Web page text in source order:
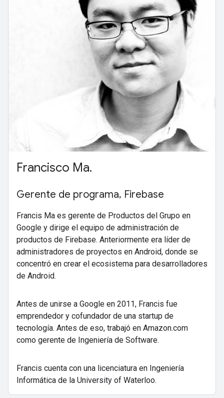
Francisco Ma.
Gerente de programa, Firebase
Francis Ma es gerente de Productos del Grupo en
Google y dirige el equipo de administración de
productos de Firebase. Anteriormente era líder de
administradores de proyectos en Android, donde se
concentró en crear el ecosistema para desarrolladores
de Android.
Antes de unirse a Google en 2011, Francis fue
emprendedor y cofundador de una startup de
tecnología. Antes de eso, trabajó en Amazon.com
como gerente de Ingeniería de Software.
Francis cuenta con una licenciatura en Ingeniería
Informática de la University of Waterloo.